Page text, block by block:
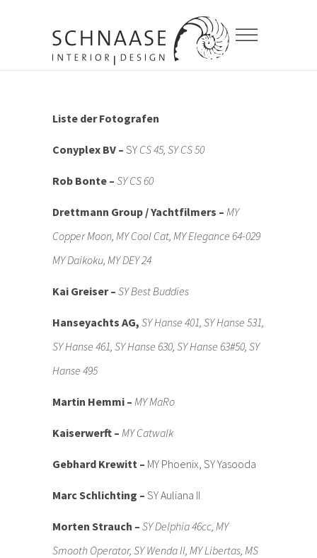
Liste der Fotografen
Conyplex BV – SY CS 45, SY CS 50
Rob Bonte – SY CS 60
Drettmann Group / Yachtfilmers – MY
Copper Moon, MY Cool Cat, MY Elegance 64-029
MY Daikoku, MY DEY 24
Kai Greiser – SY Best Buddies
Hanseyachts AG, SY Hanse 401, SY Hanse 531,
SY Hanse 461, SY Hanse 630, SY Hanse 63#50, SY
Hanse 495
Martin Hemmi – MY MaRo
Kaiserwerft – MY Catwalk
Gebhard Krewitt – MY Phoenix, SY Yasooda
Marc Schlichting – SY Auliana II
Morten Strauch – SY Delphia 46cc, MY
Smooth Operator, SY Wenda II, MY Libertas, MS